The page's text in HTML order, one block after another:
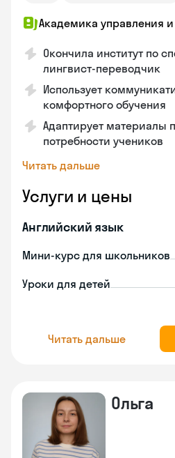
Академика управления
Окончила институт по
лингвист-переводчик
Использует
комфортного обучения
Адаптирует материалы
потребности учеников
Читать дальше
Услуги и цены
Английский язык
Мини-курс для школьников
Уроки для детей
Читать дальше
Ольга